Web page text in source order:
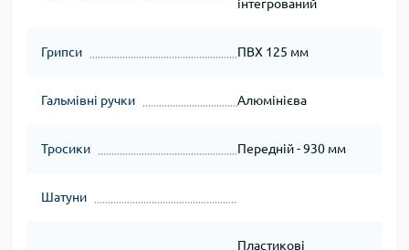
інтегрований
Грипси ПВХ 125 мм
Гальмівні ручки Алюмінієва
Тросики Передній - 930 мм
Шатуни
Пластикові